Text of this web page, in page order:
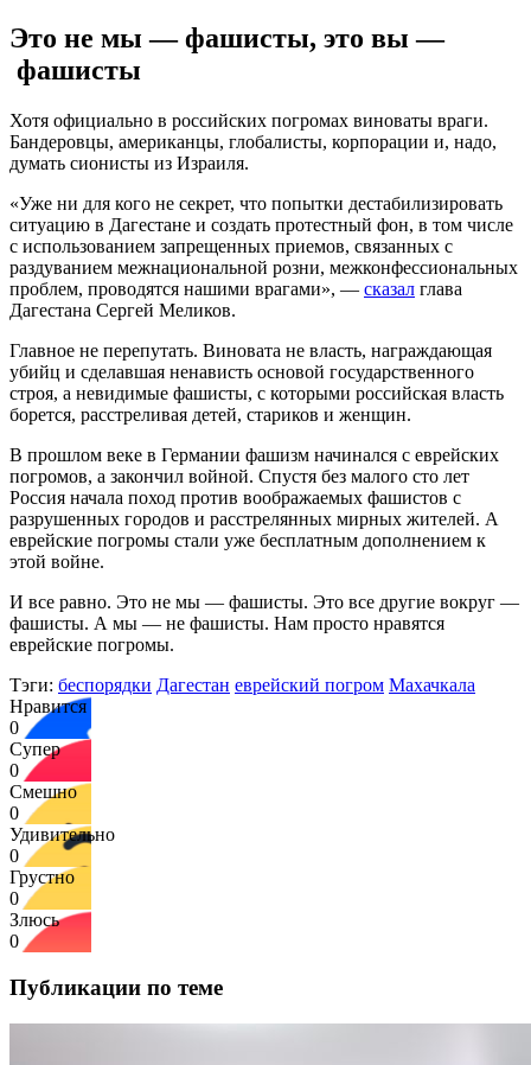
Это не мы — фашисты, это вы —
фашисты
Хотя официально в российских погромах виноваты враги.
Бандеровцы, американцы, глобалисты, корпорации и, надо,
думать сионисты из Израиля.
«Уже ни для кого не секрет, что попытки дестабилизировать
ситуацию в Дагестане и создать протестный фон, в том числе
с использованием запрещенных приемов, связанных с
раздуванием межнациональной розни, межконфессиональных
проблем, проводятся нашими врагами», — сказал глава
Дагестана Сергей Меликов.
Главное не перепутать. Виновата не власть, награждающая
убийц и сделавшая ненависть основой государственного
строя, а невидимые фашисты, с которыми российская власть
борется, расстреливая детей, стариков и женщин.
В прошлом веке в Германии фашизм начинался с еврейских
погромов, а закончил войной. Спустя без малого сто лет
Россия начала поход против воображаемых фашистов с
разрушенных городов и расстрелянных мирных жителей. А
еврейские погромы стали уже бесплатным дополнением к
этой войне.
И все равно. Это не мы — фашисты. Это все другие вокруг —
фашисты. А мы — не фашисты. Нам просто нравятся
еврейские погромы.
Тэги: беспорядки Дагестан еврейский погром Махачкала
Нравится
0
Супер
0
Смешно
0
Удивительно
0
Грустно
0
Злюсь
0
Публикации по теме